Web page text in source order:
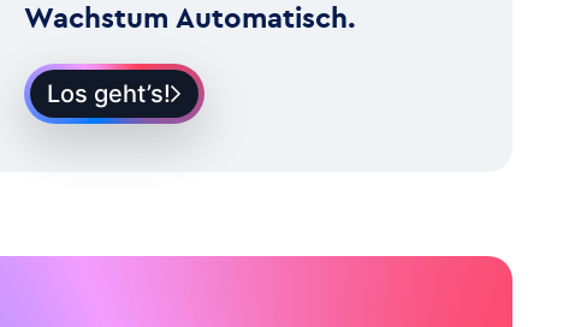
Wachstum Automatisch.
Los geht’s!